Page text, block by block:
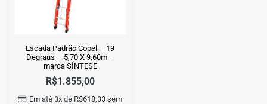
Escada Padrão Copel – 19
Degraus – 5,70 X 9,60m –
marca SÍNTESE
R$1.855,00
Em até 3x de R$618,33 sem